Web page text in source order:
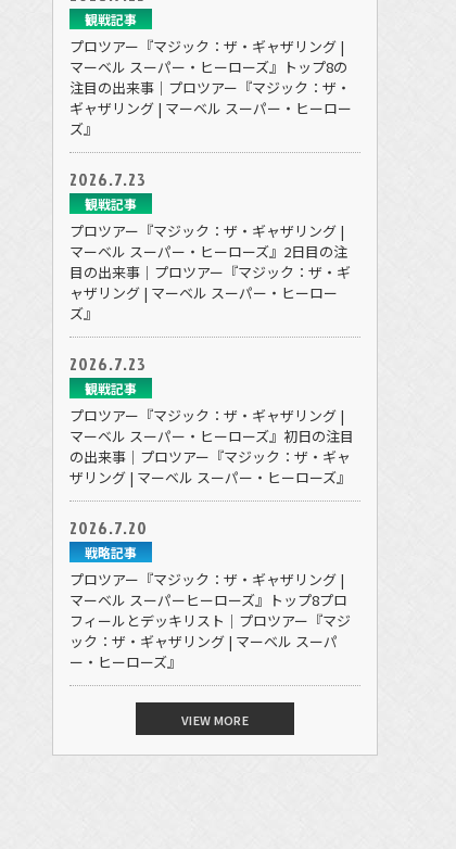
観戦記事
プロツアー『マジック：ザ・ギャザリング |
マーベル スーパー・ヒーローズ』トップ8の
注目の出来事｜プロツアー『マジック：ザ・
ギャザリング | マーベル スーパー・ヒーロー
ズ』
2026.7.23
観戦記事
プロツアー『マジック：ザ・ギャザリング |
マーベル スーパー・ヒーローズ』2日目の注
目の出来事｜プロツアー『マジック：ザ・ギ
ャザリング | マーベル スーパー・ヒーロー
ズ』
2026.7.23
観戦記事
プロツアー『マジック：ザ・ギャザリング |
マーベル スーパー・ヒーローズ』初日の注目
の出来事｜プロツアー『マジック：ザ・ギャ
ザリング | マーベル スーパー・ヒーローズ』
2026.7.20
戦略記事
プロツアー『マジック：ザ・ギャザリング |
マーベル スーパーヒーローズ』トップ8プロ
フィールとデッキリスト｜プロツアー『マジ
ック：ザ・ギャザリング | マーベル スーパ
ー・ヒーローズ』
VIEW MORE